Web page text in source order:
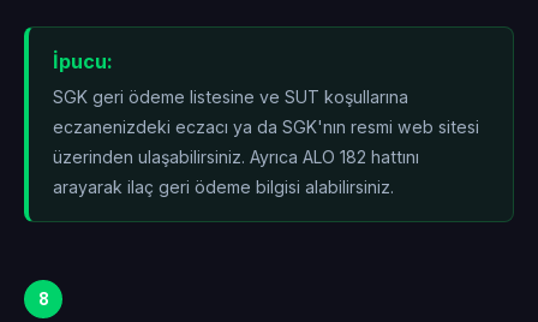
İpucu:
SGK geri ödeme listesine ve SUT koşullarına
eczanenizdeki eczacı ya da SGK'nın resmi web sitesi
üzerinden ulaşabilirsiniz. Ayrıca ALO 182 hattını
arayarak ilaç geri ödeme bilgisi alabilirsiniz.
8